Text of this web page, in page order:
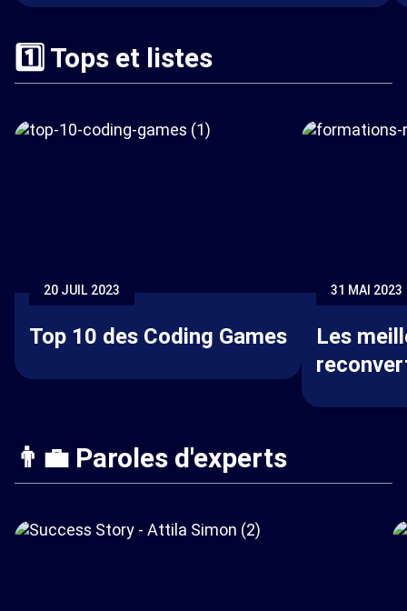
1️⃣ Tops et listes
Top 10 des Coding Games
20 JUIL 2023
Les
31 MAI 2023
👨‍💼 Paroles d'experts